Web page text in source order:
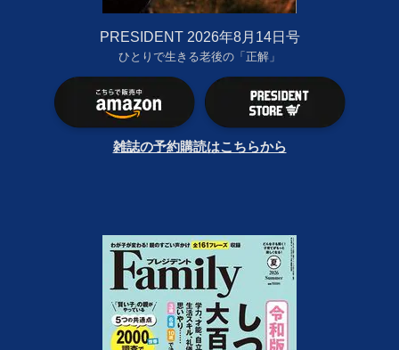
PRESIDENT 2026年8月14日号
ひとりで生きる老後の「正解」
雑誌の予約購読はこちらから